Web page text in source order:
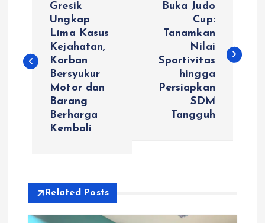
i
p
Gresik
Ungkap
Lima Kasus
Kejahatan,
Korban
Bersyukur
Motor dan
Barang
Berharga
Kembali
Buka Judo
Cup:
Tanamkan
Nilai
Sportivitas
hingga
Persiapkan
SDM
Tangguh
Related Posts